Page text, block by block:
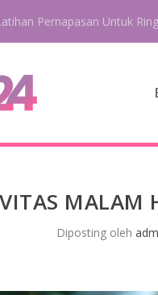
Pangsit Di Negara Asia
MALAM
Diposting oleh